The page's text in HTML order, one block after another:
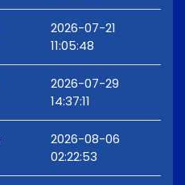
2026-07-21
11:05:48
2026-07-29
14:37:11
2026-08-06
02:22:53